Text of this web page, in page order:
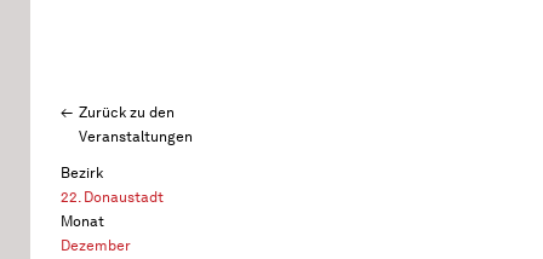
Zurück zu den
Veranstaltungen
Bezirk
22. Donaustadt
Monat
Dezember